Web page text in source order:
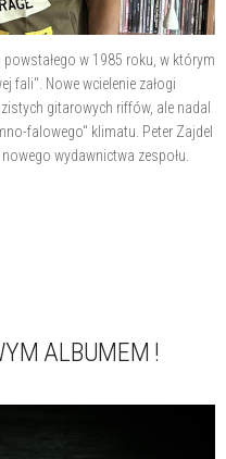
w 1985 roku, w którym
fali". Nowe wcielenie załogi
gitarowych riffów, ale nadal
falowego" klimatu. Peter Zajdel
wydawnictwa zespołu.
ALBUMEM !